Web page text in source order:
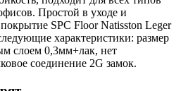
Простой в уходе и
SPC Floor Natisston Leger
характеристики: размер
слоем 0,3мм+лак, нет
соединение 2G замок.